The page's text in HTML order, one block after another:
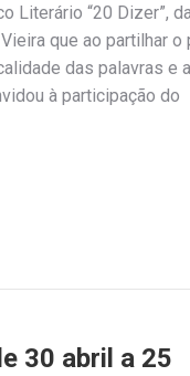
Literário “20 Dizer”, da
que ao partilhar o
das palavras e a
à participação do
30 abril a 25